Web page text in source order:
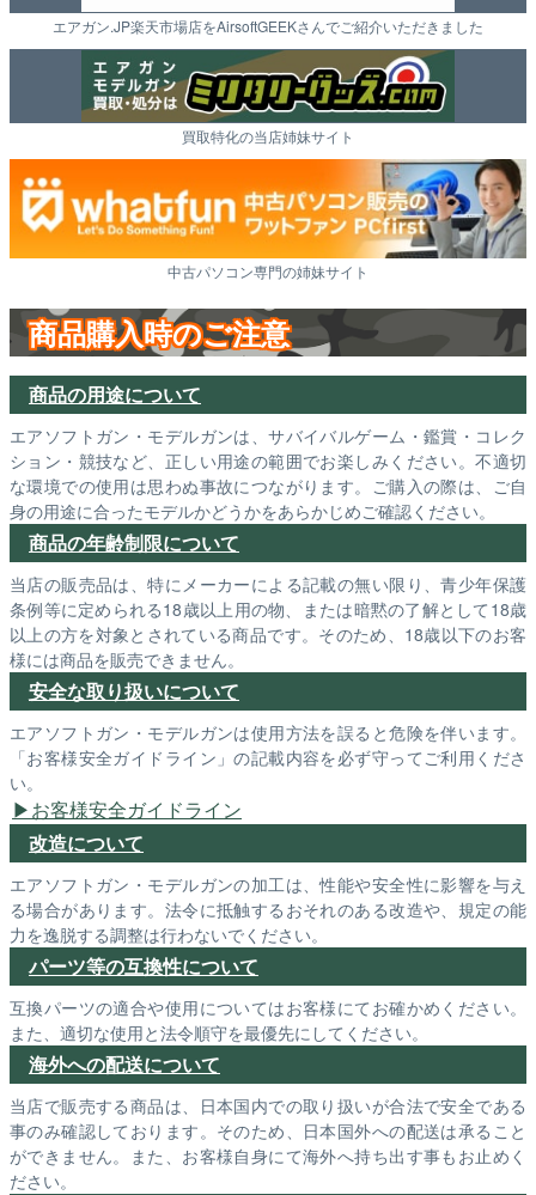
エアガン.JP楽天市場店をAirsoftGEEKさんでご紹介いただきました
買取特化の当店姉妹サイト
中古パソコン専門の姉妹サイト
商品購入時のご注意
商品の用途について
エアソフトガン・モデルガンは、サバイバルゲーム・鑑賞・コレク
ション・競技など、正しい用途の範囲でお楽しみください。不適切
な環境での使用は思わぬ事故につながります。ご購入の際は、ご自
身の用途に合ったモデルかどうかをあらかじめご確認ください。
商品の年齢制限について
当店の販売品は、特にメーカーによる記載の無い限り、青少年保護
条例等に定められる18歳以上用の物、または暗黙の了解として18歳
以上の方を対象とされている商品です。そのため、18歳以下のお客
様には商品を販売できません。
安全な取り扱いについて
エアソフトガン・モデルガンは使用方法を誤ると危険を伴います。
「お客様安全ガイドライン」の記載内容を必ず守ってご利用くださ
い。
お客様安全ガイドライン
改造について
エアソフトガン・モデルガンの加工は、性能や安全性に影響を与え
る場合があります。法令に抵触するおそれのある改造や、規定の能
力を逸脱する調整は行わないでください。
パーツ等の互換性について
互換パーツの適合や使用についてはお客様にてお確かめください。
また、適切な使用と法令順守を最優先にしてください。
海外への配送について
当店で販売する商品は、日本国内での取り扱いが合法で安全である
事のみ確認しております。そのため、日本国外への配送は承ること
ができません。また、お客様自身にて海外へ持ち出す事もお止めく
ださい。